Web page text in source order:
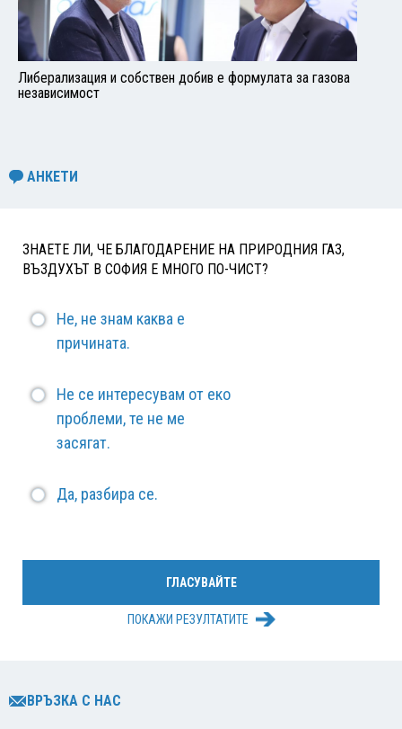
Либерализация и собствен добив е формулата за газова
независимост
АНКЕТИ
ЗНАЕТЕ ЛИ, ЧЕ БЛАГОДАРЕНИЕ НА ПРИРОДНИЯ ГАЗ,
ВЪЗДУХЪТ В СОФИЯ Е МНОГО ПО-ЧИСТ?
Не, не знам каква е
причината.
Не се интересувам от еко
проблеми, те не ме
засягат.
Да, разбира се.
ПОКАЖИ РЕЗУЛТАТИТЕ
ВРЪЗКА С НАС